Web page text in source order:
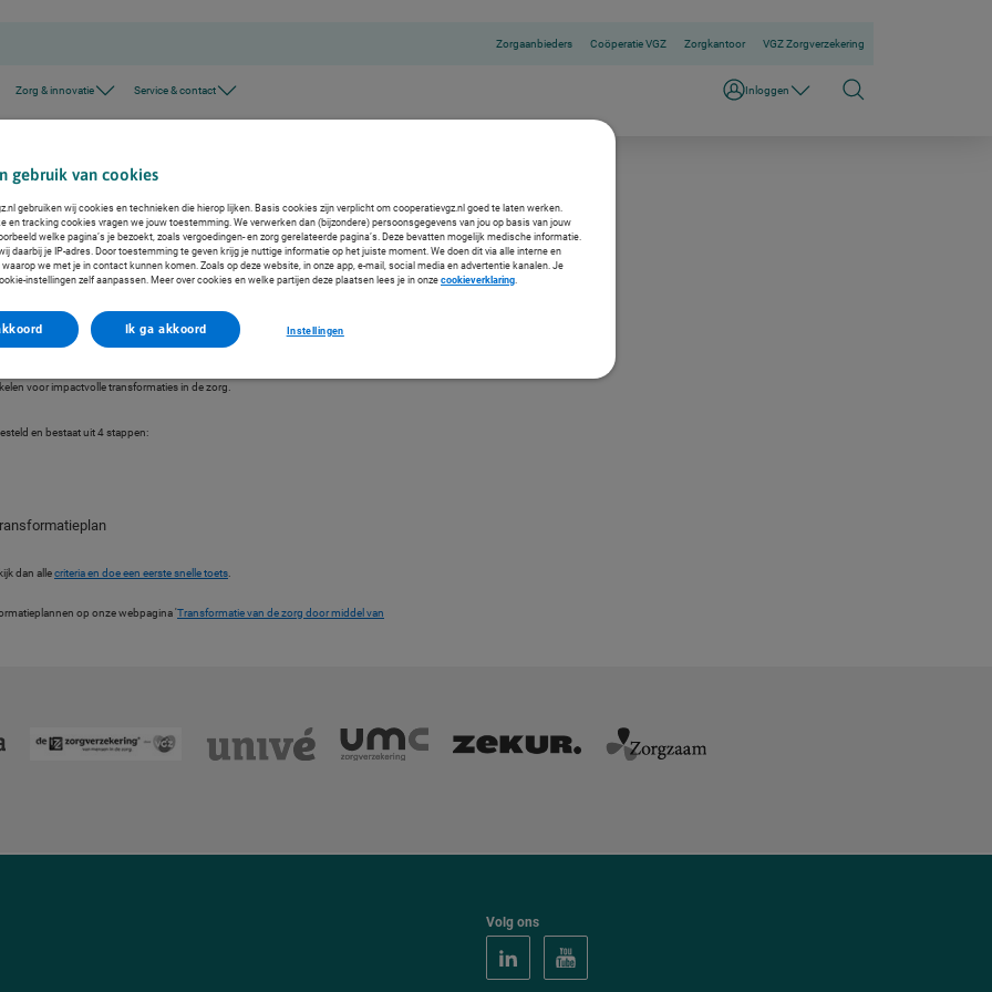
Zorgaanbieders Coöperatie VGZ Zorgkantoor VGZ Zorgverzekering
Zorg & innovatie Service & contact Inloggen
middel van
er in het Integraal Zorg Akkoord (IZA) onder andere afspraken gemaakt over hoe we
voor impactvolle transformaties in de zorg.
en bestaat uit 4 stappen:
dan allecriteria en doe een eerste snelle toets.
op onze webpagina 'Transformatie van de zorg door middel van
Volg ons
gebruik van cookies
gebruiken wij cookies en technieken die hierop lijken. Basis cookies zijn verplicht om cooperatievgz.nl goed te laten werken.
en tracking cookies vragen we jouw toestemming. We verwerken dan (bijzondere) persoonsgegevens van jou op basis van jouw
welke pagina’s je bezoekt, zoals vergoedingen- en zorg gerelateerde pagina’s. Deze bevatten mogelijk medische informatie.
daarbij je IP-adres. Door toestemming te geven krijg je nuttige informatie op het juiste moment. We doen dit via alle interne en
we met je in contact kunnen komen. Zoals op deze website, in onze app, e-mail, social media en advertentie kanalen. Je
instellingen zelf aanpassen. Meer over cookies en welke partijen deze plaatsen lees je in onze cookieverklaring.
Instellingen
Ik ga akkoord